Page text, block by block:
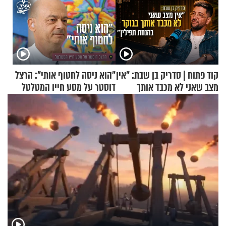
קוד פתוח | סדריק בן שבת: "אין
מצב שאני לא מכבד אותך
בבוקר בהנחת תפילין"
"הוא ניסה לחטוף אותי": הרצל
דוסטר על מסע חייו המטלטל